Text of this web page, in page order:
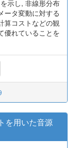
示し, 非線形分布
ータ変動に対する
算コストなどの観
優れていることを
を用いた音源